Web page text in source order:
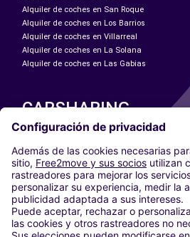
Alquiler de coches en San Roque
Alquiler de coches en Los Barrios
Alquiler de coches en Villarreal
Alquiler de coches en La Solana
Alquiler de coches en Las Gabias
CARSHARING
NUESTRAS CIUDADES
Paris
Madrid
Washington DC
Milán
Roma
Turín
Viena